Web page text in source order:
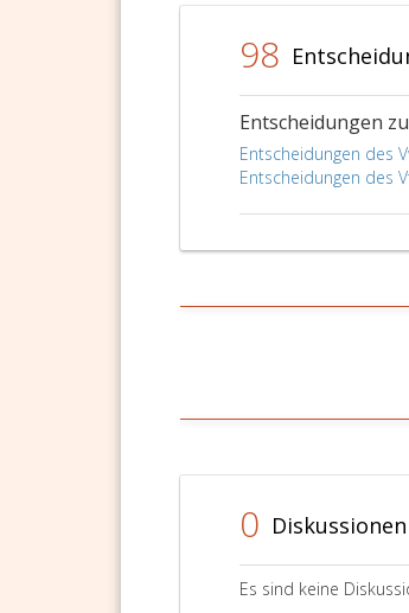
98
Entscheidungen zu
Entscheidungen des
Entscheidungen des
0 Diskussionen
Es sind keine